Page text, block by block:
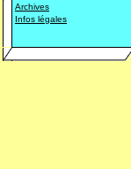
Archives
Infos légales